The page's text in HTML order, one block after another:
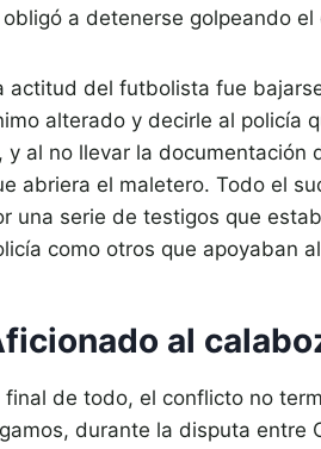
a detenerse golpeando
actitud del futbolista fue
alterado y decirle al policía
y al no llevar la documentación
abriera el maletero. Todo el
una serie de testigos que
como otros que apoyaban
al
final de todo, el conflicto no
durante la disputa entre